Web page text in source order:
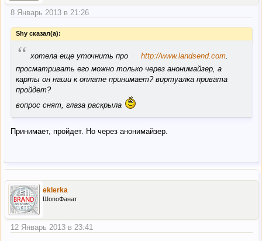
8 Январь 2013 в 21:26
Shy сказал(а):
“ хотела еще уточнить про http://www.landsend.com
просматривать его можно только через анонимайзер, а
карты он наши к оплате принимает? виртуалка привата
пройдет?
вопрос снят, глаза раскрыла
Принимает, пройдет. Но через анонимайзер.
eklerka
ШопоФанат
12 Январь 2013 в 23:41